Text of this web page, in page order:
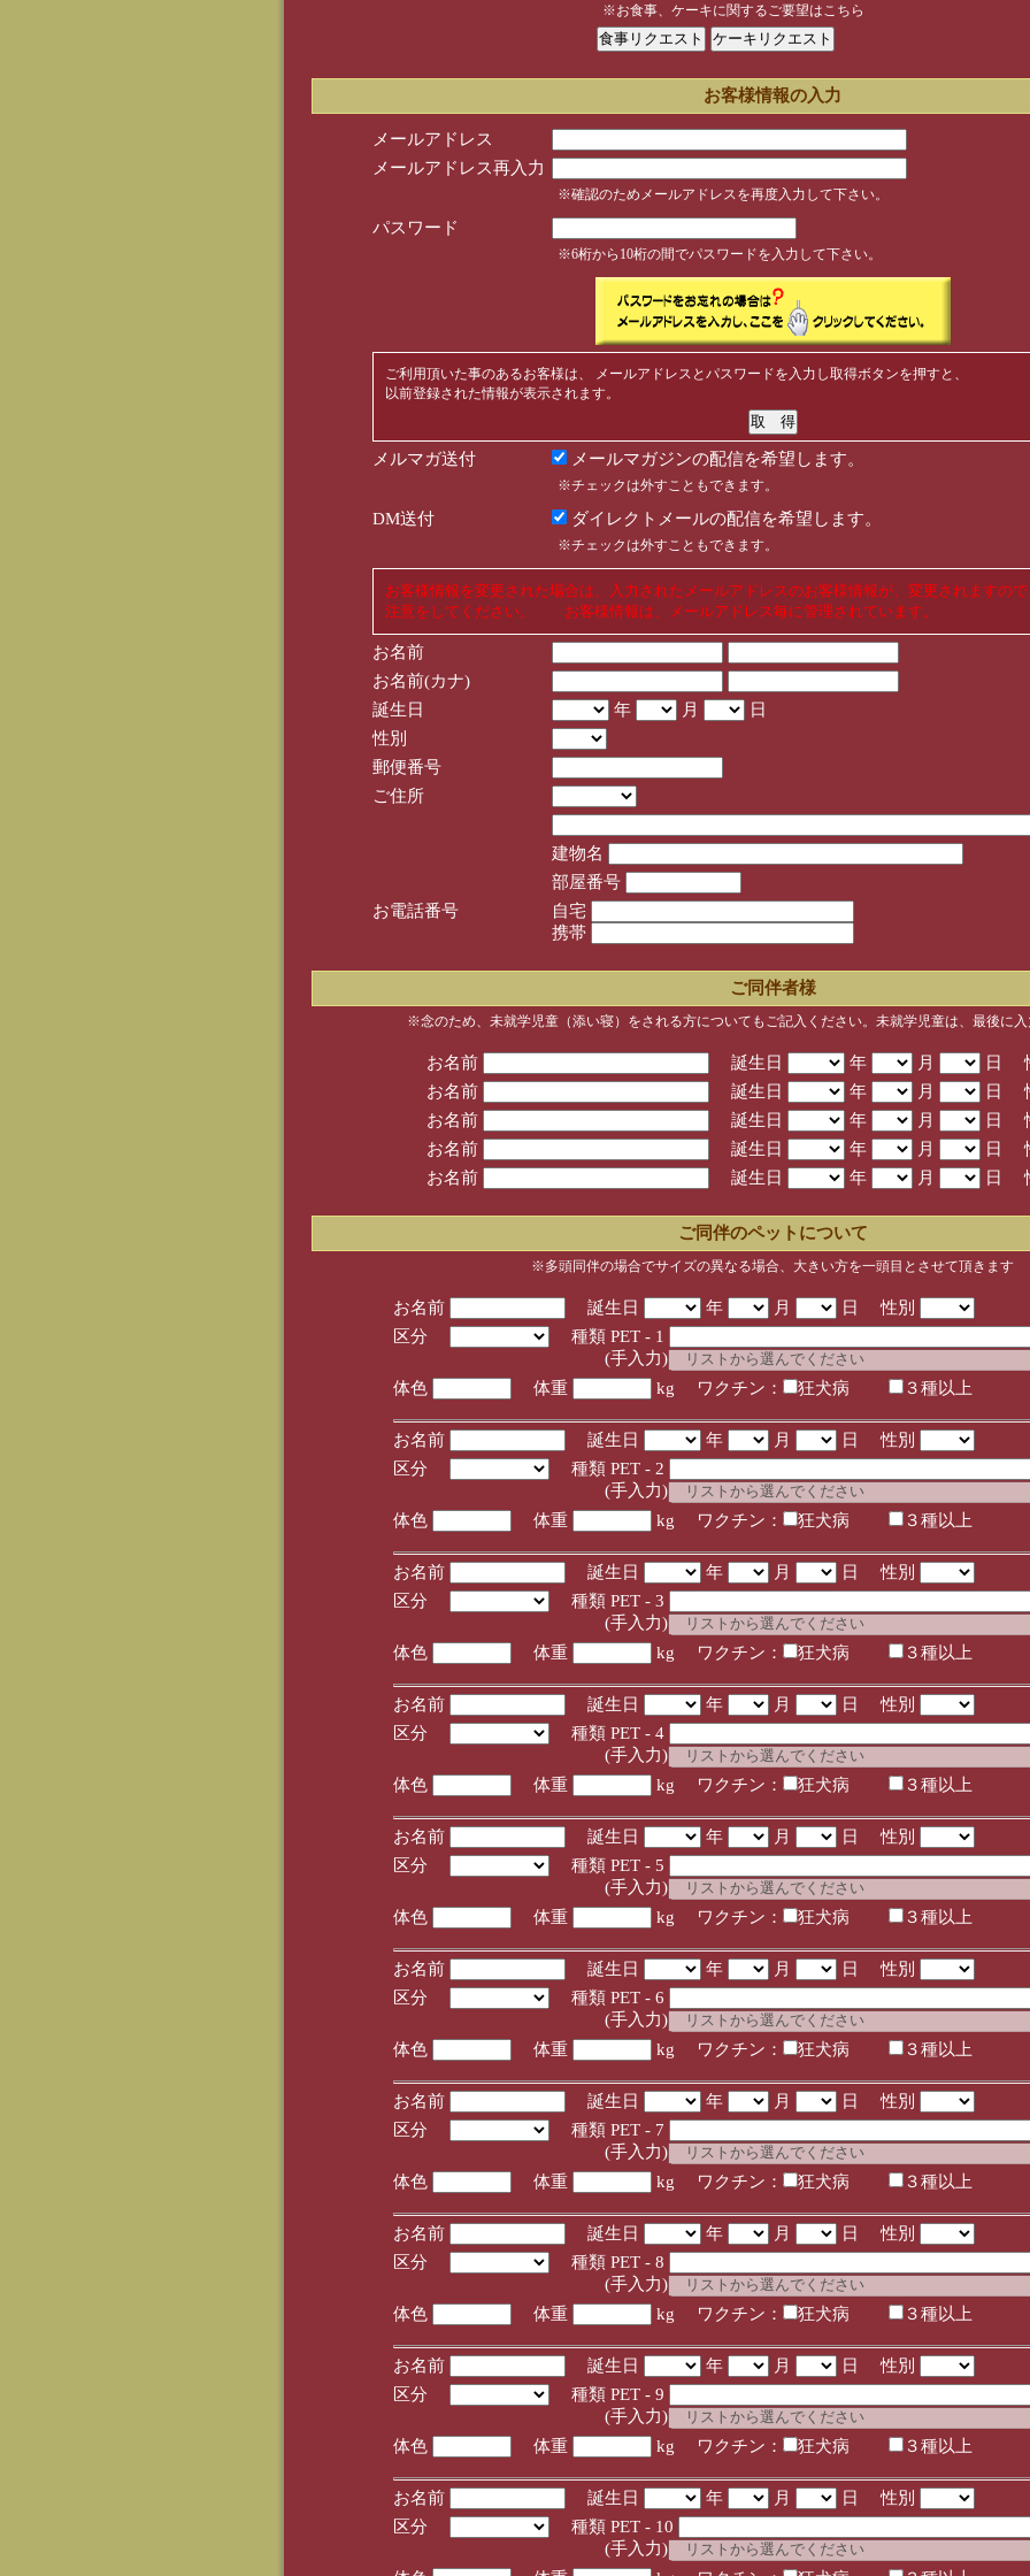
※お食事、ケーキに関するご要望はこちら
お客様情報の入力
メールアドレス
メールアドレス再入力
※確認のためメールアドレスを再度入力して下さい。
パスワード
※6桁から10桁の間でパスワードを入力して下さい。
ご利用頂いた事のあるお客様は、 メールアドレスとパスワードを入力し取得ボタンを押すと、
以前登録された情報が表示されます。
メルマガ送付 メールマガジンの配信を希望します。
※チェックは外すこともできます。
DM送付 ダイレクトメールの配信を希望します。
※チェックは外すこともできます。
お客様情報を変更された場合は、入力されたメールアドレスのお客様情報が、変更されますので
注意をしてください。 お客様情報は、メールアドレス毎に管理されています。
お名前
お名前(カナ)
誕生日
年 月
日
性別
郵便番号
ご住所
建物名
部屋番号
お電話番号
自宅
携帯
ご同伴者様
※念のため、未就学児童（添い寝）をされる方についてもご記入ください。未就学児童は、最後に入
お名前 誕生日 年 月
日
お名前
誕生日 年 月
日
お名前
誕生日 年 月
日
お名前
誕生日 年 月
日
お名前
誕生日 年 月 日
ご同伴のペットについて
※多頭同伴の場合でサイズの異なる場合、大きい方を一頭目とさせて頂きます
お名前 誕生日 年 月
日 性別
区分
種類 PET - 1
(手入力)
体色
体重 kg ワクチン： 狂犬病 ３種以上
お名前 誕生日 年 月
日 性別
区分
種類 PET - 2
(手入力)
体色
体重 kg ワクチン： 狂犬病 ３種以上
お名前 誕生日 年 月
日 性別
区分
種類 PET - 3
(手入力)
体色
体重 kg ワクチン： 狂犬病 ３種以上
お名前 誕生日 年 月
日 性別
区分
種類 PET - 4
(手入力)
体色
体重 kg ワクチン： 狂犬病 ３種以上
お名前 誕生日 年 月
日 性別
区分
種類 PET - 5
(手入力)
体色
体重 kg ワクチン： 狂犬病 ３種以上
お名前 誕生日 年 月
日 性別
区分
種類 PET - 6
(手入力)
体色
体重 kg ワクチン： 狂犬病 ３種以上
お名前 誕生日 年 月
日 性別
区分
種類 PET - 7
(手入力)
体色
体重 kg ワクチン： 狂犬病 ３種以上
お名前 誕生日 年 月
日 性別
区分
種類 PET - 8
(手入力)
体色
体重 kg ワクチン： 狂犬病 ３種以上
お名前 誕生日 年 月
日 性別
区分
種類 PET - 9
(手入力)
体色
体重 kg ワクチン： 狂犬病 ３種以上
お名前 誕生日 年 月
日 性別
区分
種類 PET - 10
(手入力)